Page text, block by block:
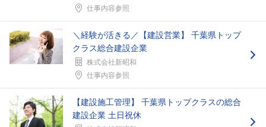
仕事内容参照
＼経験が活きる／【建設営業】 千葉県トップ
クラス総合建設企業
株式会社新昭和
仕事内容参照
【建設施工管理】 千葉県トップクラスの総合
建設企業 土日祝休